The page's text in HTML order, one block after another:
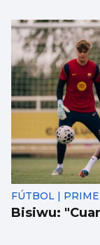
FÚTBOL |
Bisiwu: